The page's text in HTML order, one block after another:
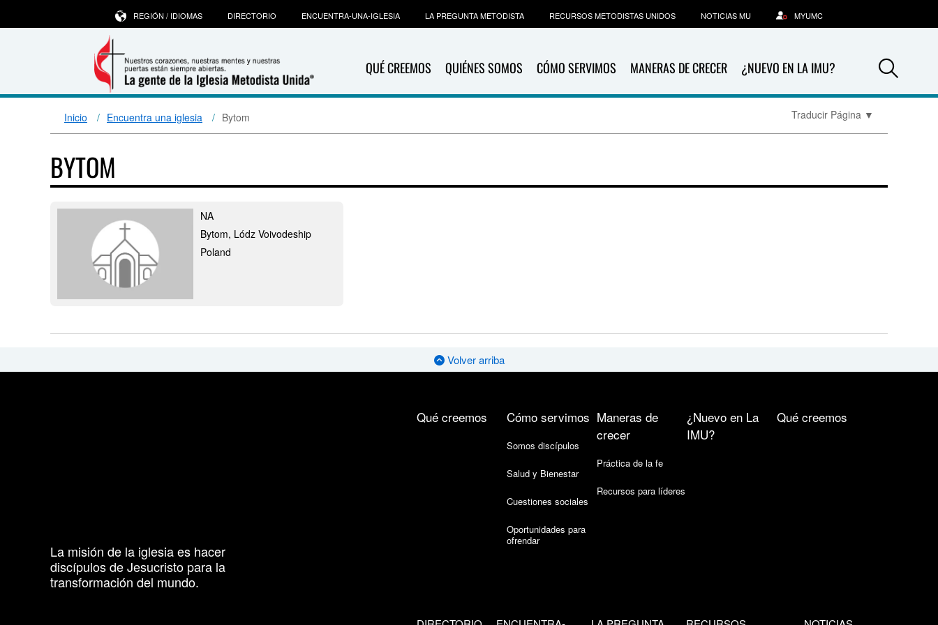
QUÉ CREEMOS QUIÉNES SOMOS CÓMO SERVIMOS MANERAS DE CRECER ¿NUEVO EN LA IMU?
REGIÓN / IDIOMAS DIRECTORIO ENCUENTRA-UNA-IGLESIA LA PREGUNTA METODISTA RECURSOS METODISTAS UNIDOS NOTICIAS MU MYUMC
Inicio Encuentra una iglesia Bytom Traducir Página ▼
BYTOM
NA
Bytom, Lódz Voivodeship
Poland
Volver arriba
La misión de la iglesia es hacer
discípulos de Jesucristo para la
transformación del mundo.
Qué creemos Cómo servimos
Somos discípulos
Salud y Bienestar
Cuestiones sociales
Oportunidades para
ofrendar
Maneras de
crecer
Práctica de la fe
Recursos para líderes
¿Nuevo en La
IMU?
Qué creemos